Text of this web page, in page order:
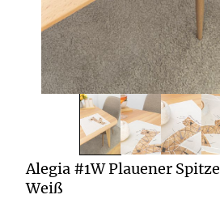
Alegia #1W Plauener Spitze
Weiß